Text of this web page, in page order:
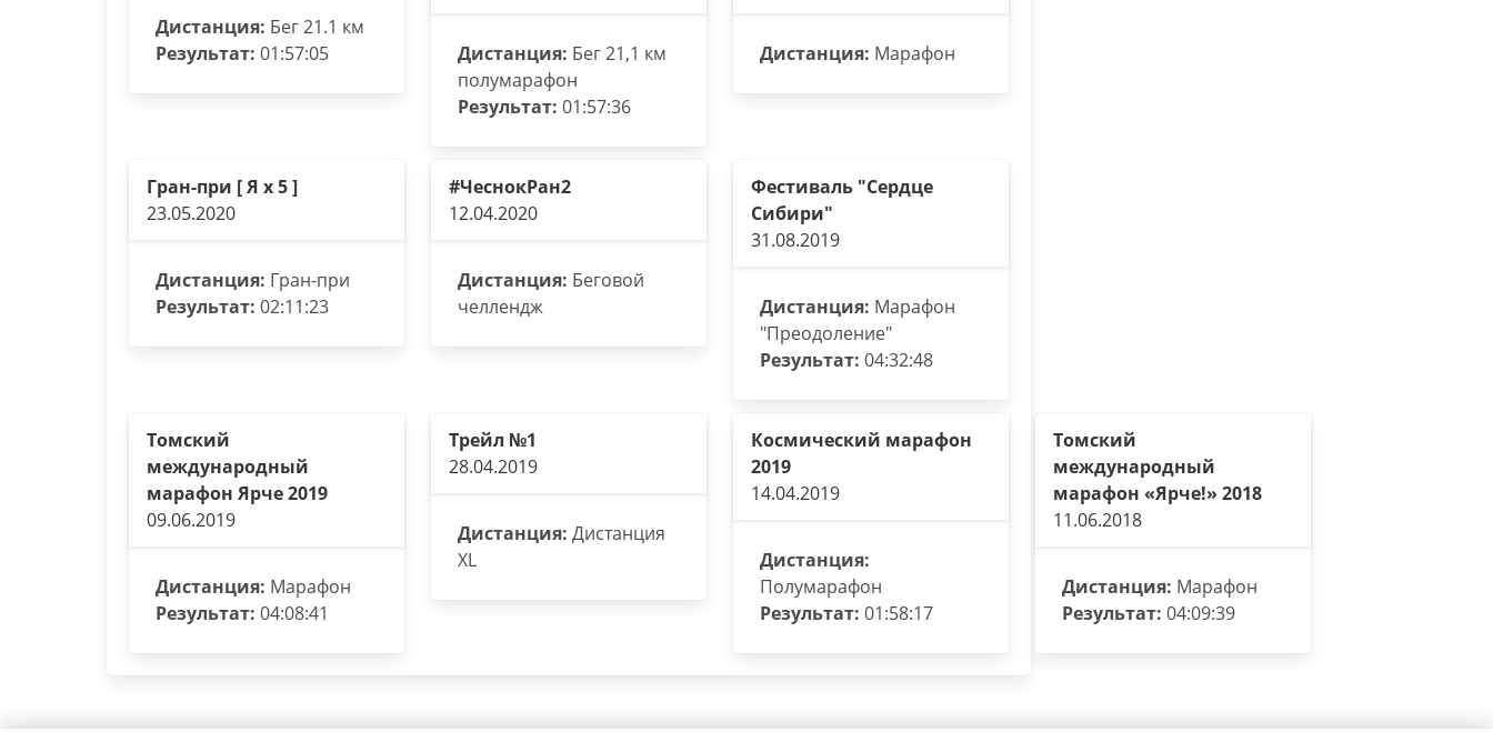
Дистанция: Бег 21.1 км
Результат: 01:57:05 Дистанция: Бег 21,1 км
полумарафон
Результат: 01:57:36
Дистанция: Марафон
Гран-при [ Я х 5 ]
23.05.2020
Дистанция: Гран-при
Результат: 02:11:23
#ЧеснокРан2
12.04.2020
Дистанция: Беговой
челлендж
Фестиваль "Сердце
Сибири"
31.08.2019
Дистанция: Марафон
"Преодоление"
Результат: 04:32:48
Томский
международный
марафон Ярче 2019
09.06.2019
Дистанция: Марафон
Результат: 04:08:41
Трейл №1
28.04.2019
Дистанция: Дистанция
XL
Космический марафон
2019
14.04.2019
Дистанция:
Полумарафон
Результат: 01:58:17
Томский
международный
марафон «Ярче!» 2018
11.06.2018
Дистанция: Марафон
Результат: 04:09:39